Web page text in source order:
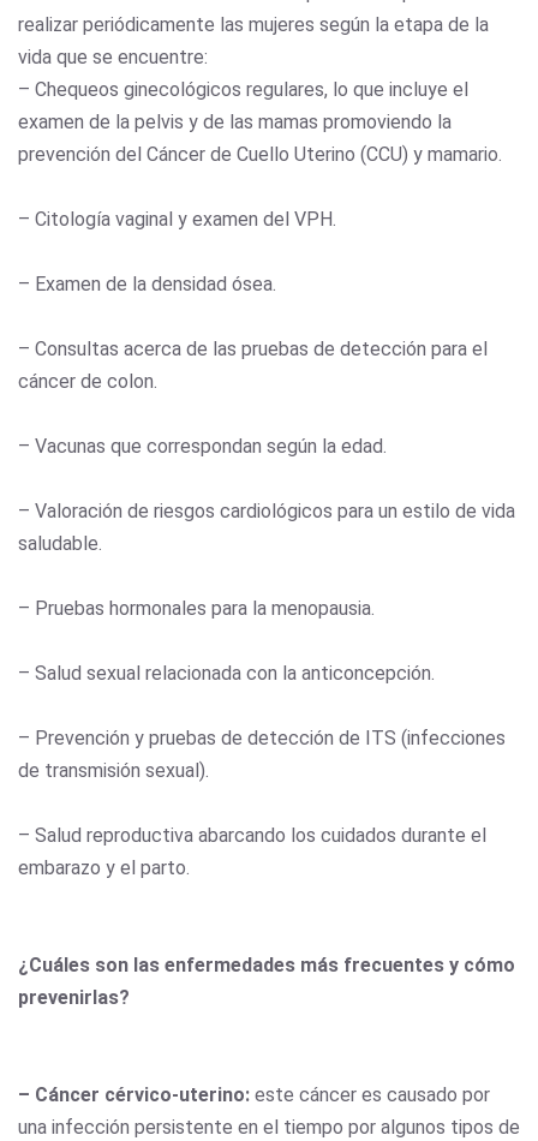
realizar periódicamente las mujeres según la etapa de la
vida que se encuentre:
– Chequeos ginecológicos regulares, lo que incluye el
examen de la pelvis y de las mamas promoviendo la
prevención del Cáncer de Cuello Uterino (CCU) y mamario.
– Citología vaginal y examen del VPH.
– Examen de la densidad ósea.
– Consultas acerca de las pruebas de detección para el
cáncer de colon.
– Vacunas que correspondan según la edad.
– Valoración de riesgos cardiológicos para un estilo de vida
saludable.
– Pruebas hormonales para la menopausia.
– Salud sexual relacionada con la anticoncepción.
– Prevención y pruebas de detección de ITS (infecciones
de transmisión sexual).
– Salud reproductiva abarcando los cuidados durante el
embarazo y el parto.
¿Cuáles son las enfermedades más frecuentes y cómo
prevenirlas?
– Cáncer cérvico-uterino: este cáncer es causado por
una infección persistente en el tiempo por algunos tipos de